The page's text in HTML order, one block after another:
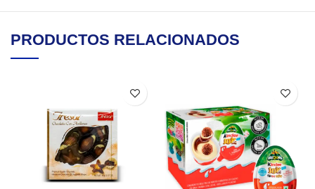
PRODUCTOS RELACIONADOS